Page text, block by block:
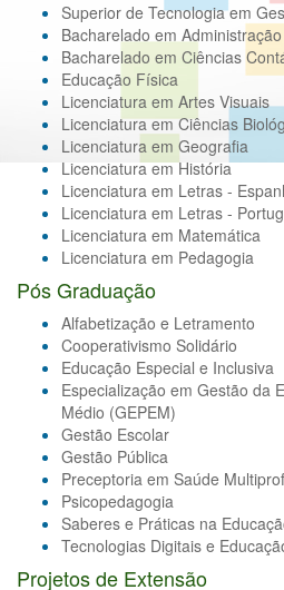
Superior de Tecnologia em
Bacharelado em
Bacharelado em Ciências
Educação Física
Licenciatura em Artes Visuais
Licenciatura em Ciências
Licenciatura em Geografia
Licenciatura em História
Licenciatura em Letras -
Licenciatura em Letras -
Licenciatura em Matemática
Licenciatura em Pedagogia
Pós Graduação
Alfabetização e Letramento
Cooperativismo Solidário
Educação Especial e Inclusiva
Especialização em Gestão da
Médio (GEPEM)
Gestão Escolar
Gestão Pública
Preceptoria em Saúde
Psicopedagogia
Saberes e Práticas na
Tecnologias Digitais e
Projetos de Extensão